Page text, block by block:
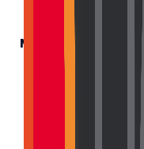
Gövde
Malzemesi
Çalışma
0°C